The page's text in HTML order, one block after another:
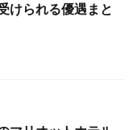
けられる優遇まと